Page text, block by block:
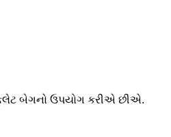
બેગનો ઉપયોગ કરીએ છીએ.